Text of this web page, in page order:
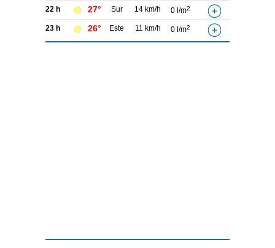
22 h 27° Sur 14 km/h 0 l/m2
23 h 26° Este 11 km/h 0 l/m2